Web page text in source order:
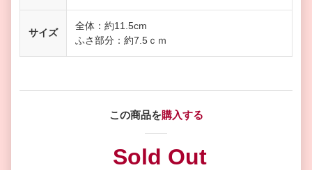
サイズ
全体：約11.5cm
ふさ部分：約7.5ｃｍ
この商品を購入する
Sold Out